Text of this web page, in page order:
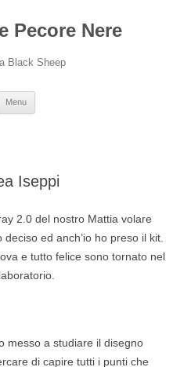
Pecore Nere
Black Sheep
Menu
Iseppi
2.0 del nostro Mattia volare
ed anch’io ho preso il kit.
e tutto felice sono tornato nel
messo a studiare il disegno
di capire tutti i punti che